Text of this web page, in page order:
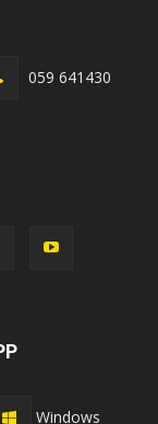
059 641430
Windows